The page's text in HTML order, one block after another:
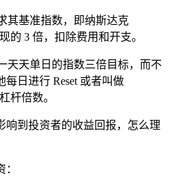
其基准指数，即纳斯达克
的 3 倍，扣除费用和开支。
天天单日的指数三倍目标，而不
日进行 Reset 或者叫做
杆倍数。
响到投资者的收益回报，怎么理